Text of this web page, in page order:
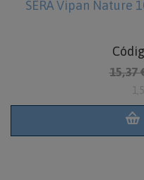
SERA Vipan Nature
15,37